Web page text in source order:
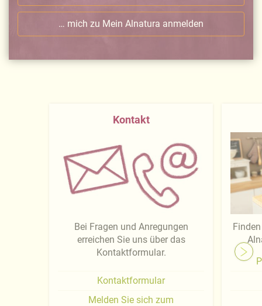
… mich zu Mein Alnatura anmelden
Kontakt
Bei Fragen und Anregungen
erreichen Sie uns über das
Kontaktformular.
Kontaktformular
Melden Sie sich zum